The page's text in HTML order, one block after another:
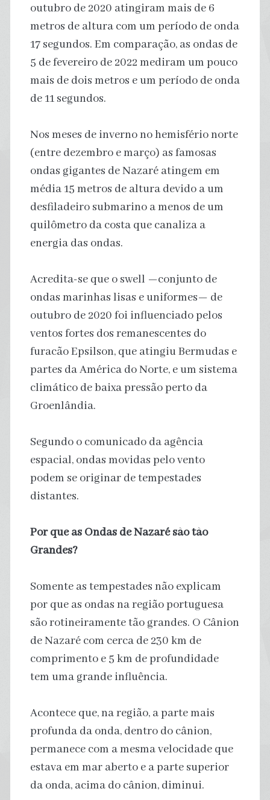
outubro de 2020 atingiram mais de 6
metros de altura com um período de onda
17 segundos. Em comparação, as ondas de
5 de fevereiro de 2022 mediram um pouco
mais de dois metros e um período de onda
de 11 segundos.
Nos meses de inverno no hemisfério norte
(entre dezembro e março) as famosas
ondas gigantes de Nazaré atingem em
média 15 metros de altura devido a um
desfiladeiro submarino a menos de um
quilômetro da costa que canaliza a
energia das ondas.
Acredita-se que o swell —conjunto de
ondas marinhas lisas e uniformes— de
outubro de 2020 foi influenciado pelos
ventos fortes dos remanescentes do
furacão Epsilson, que atingiu Bermudas e
partes da América do Norte, e um sistema
climático de baixa pressão perto da
Groenlândia.
Segundo o comunicado da agência
espacial, ondas movidas pelo vento
podem se originar de tempestades
distantes.
Por que as Ondas de Nazaré são tão
Grandes?
Somente as tempestades não explicam
por que as ondas na região portuguesa
são rotineiramente tão grandes. O Cânion
de Nazaré com cerca de 230 km de
comprimento e 5 km de profundidade
tem uma grande influência.
Acontece que, na região, a parte mais
profunda da onda, dentro do cânion,
permanece com a mesma velocidade que
estava em mar aberto e a parte superior
da onda, acima do cânion, diminui.